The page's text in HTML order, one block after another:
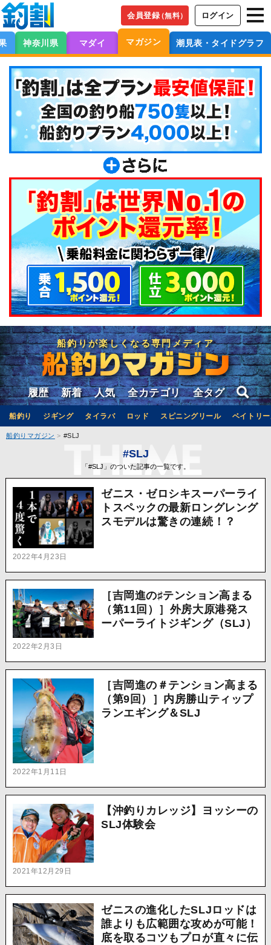
会員登録（無料） ログイン
神奈川県 マダイ マガジン 潮見表・タイドグラフ
船釣りが楽しくなる専門メディア
履歴 新着 人気 全カテゴリ 全タグ
船釣り ジギング タイラバ ロッド スピニングリール ベイトリ
船釣りマガジン #SLJ
#SLJ
「#SLJ」のついた記事の一覧です。
2022年4月23日
ゼニス・ゼロシキスーパーライ
トスペックの最新ロングレング
スモデルは驚きの連続！？
2022年2月3日
［吉岡進の♯テンション高まる
（第11回）］外房大原港発ス
ーパーライトジギング（SLJ）
2022年1月11日
［吉岡進の＃テンション高まる
（第9回）］内房勝山ティップ
ランエギング＆SLJ
2021年12月29日
【沖釣りカレッジ】ヨッシーの
SLJ体験会
ゼニスの進化したSLJロッドは
誰よりも広範囲な攻めが可能！
底を取るコツもプロが直々に伝